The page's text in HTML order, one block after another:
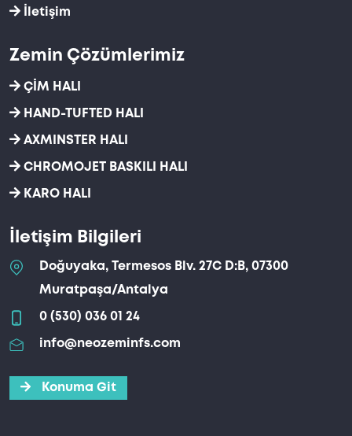
İletişim
Zemin Çözümlerimiz
ÇİM HALI
HAND-TUFTED HALI
AXMINSTER HALI
CHROMOJET BASKILI HALI
KARO HALI
İletişim Bilgileri
Doğuyaka, Termesos Blv. 27C D:B, 07300
Muratpaşa/Antalya
0 (530) 036 01 24
info@neozeminfs.com
Konuma Git